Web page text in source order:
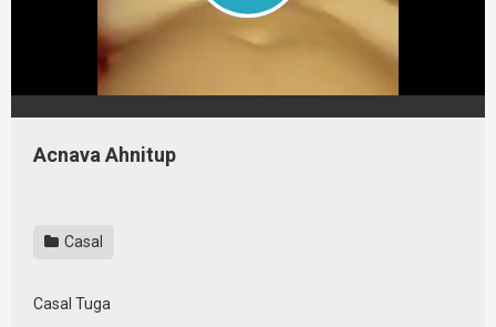
Acnava Ahnitup
Casal
Casal Tuga